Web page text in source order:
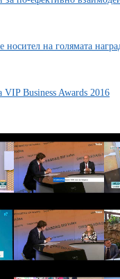
на голямата
VIP Business Awards 2016